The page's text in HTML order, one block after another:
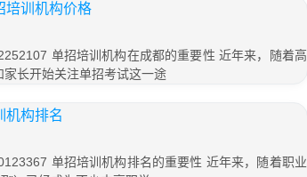
培训机构价格
单招培训机构在成都的重要性 近年来，随着高
长开始关注单招考试这一途
机构排名
单招培训机构排名的重要性 近年来，随着职业